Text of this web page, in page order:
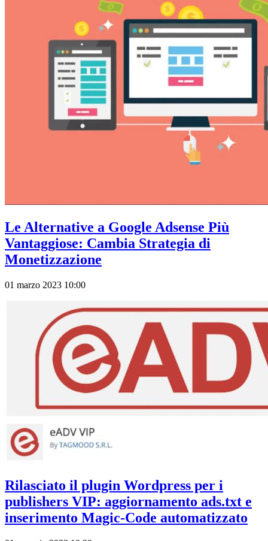
Le Alternative a Google Adsense Più
Vantaggiose: Cambia Strategia di
Monetizzazione
01 marzo 2023 10:00
Rilasciato il plugin Wordpress per i
publishers VIP: aggiornamento ads.txt e
inserimento Magic-Code automatizzato